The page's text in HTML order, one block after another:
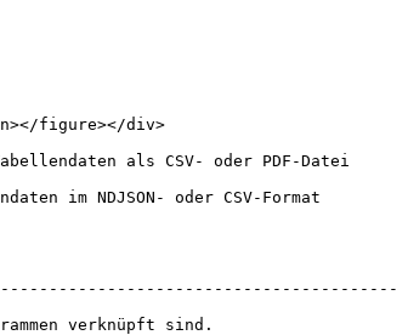
figure></div>
als CSV- oder PDF-Datei
im NDJSON- oder CSV-Format
verknüpft sind.